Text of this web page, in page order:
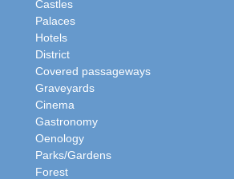
Castles
Palaces
Hotels
District
Covered passageways
Graveyards
Cinema
Gastronomy
Oenology
Parks/Gardens
Forest